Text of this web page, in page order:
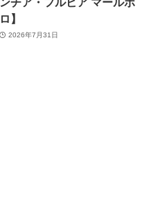
ロ】
2026年7月31日